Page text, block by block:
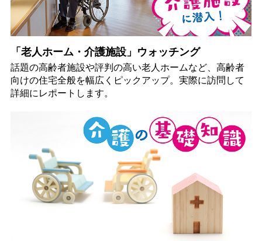
「老人ホーム・介護施設」ウォッチング
話題の高齢者施設や評判の高い老人ホームなど、高齢者
向けの住宅全般を幅広くピックアップ。実際に訪問して
詳細にレポートします。